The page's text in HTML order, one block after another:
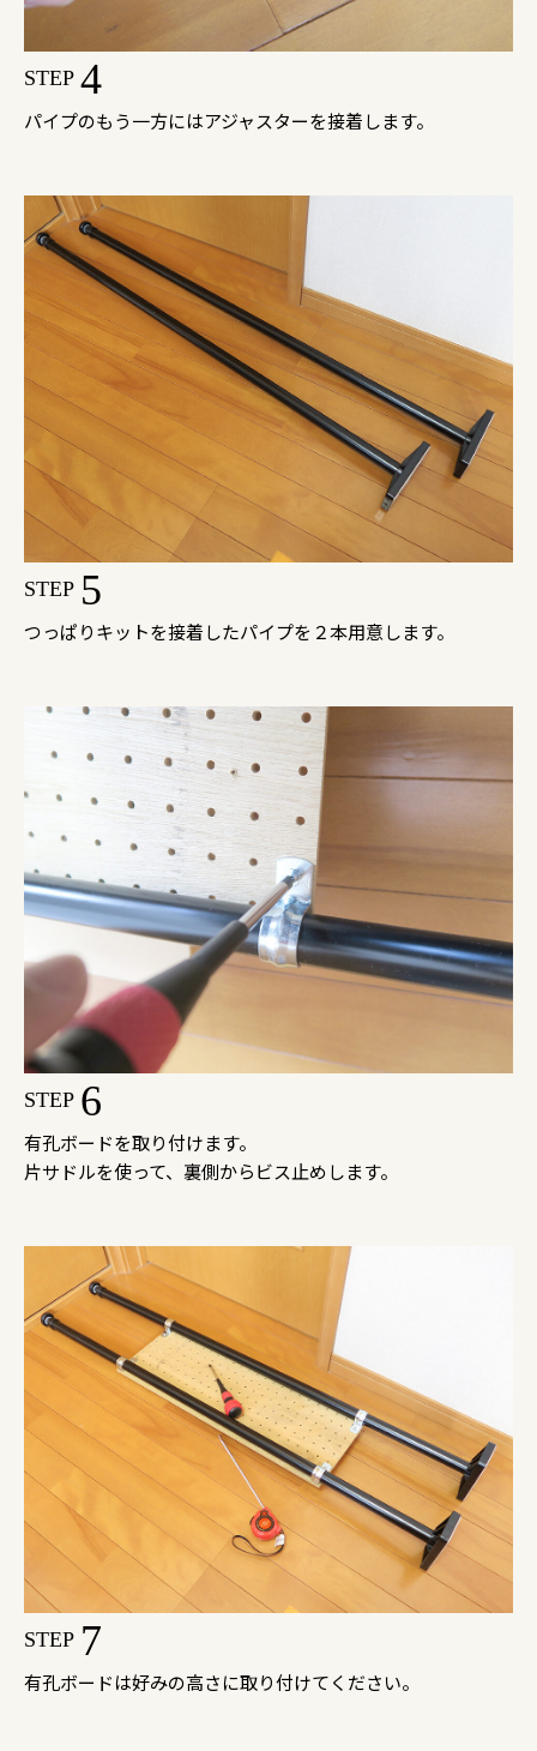
STEP 4
パイプのもう一方にはアジャスターを接着します。
STEP 5
つっぱりキットを接着したパイプを２本用意します。
STEP 6
有孔ボードを取り付けます。
片サドルを使って、裏側からビス止めします。
STEP 7
有孔ボードは好みの高さに取り付けてください。